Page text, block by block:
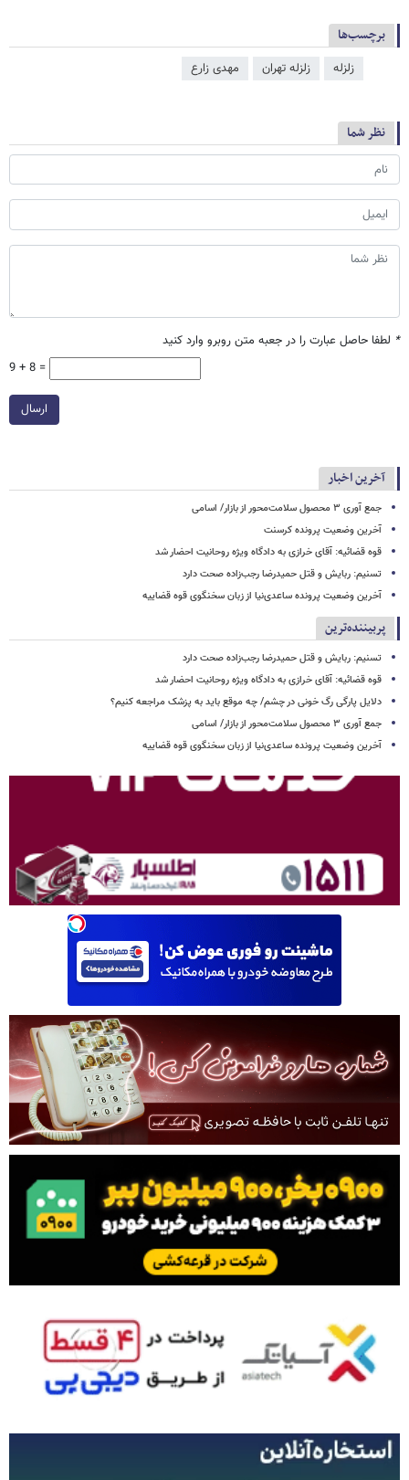
برچسب‌ها
زلزله زلزله تهران مهدی زارع
نظر شما
* لطفا حاصل عبارت را در جعبه متن روبرو وارد کنید
9 + 8 =
ارسال
آخرین اخبار
جمع آوری ۳ محصول سلامت‌محور از بازار/ اسامی
آخرین وضعیت پرونده کرسنت
قوه قضائیه: آقای خرازی به دادگاه ویژه روحانیت احضار شد
تسنیم: ربایش و قتل حمیدرضا رجب‌زاده صحت دارد
آخرین وضعیت پرونده ساعدی‌نیا از زبان سخنگوی قوه قضاییه
پربیننده‌ترین
تسنیم: ربایش و قتل حمیدرضا رجب‌زاده صحت دارد
قوه قضائیه: آقای خرازی به دادگاه ویژه روحانیت احضار شد
دلایل پارگی رگ خونی در چشم/ چه موقع باید به پزشک مراجعه کنیم؟
جمع آوری ۳ محصول سلامت‌محور از بازار/ اسامی
آخرین وضعیت پرونده ساعدی‌نیا از زبان سخنگوی قوه قضاییه